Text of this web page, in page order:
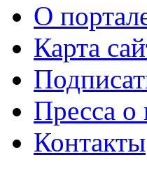
О
Карта
Пресса о
Контакты